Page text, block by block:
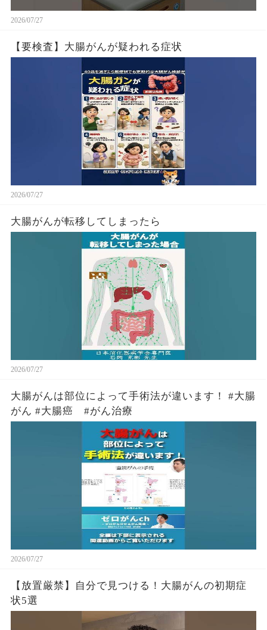
2026/07/27
【要検査】大腸がんが疑われる症状
2026/07/27
大腸がんが転移してしまったら
2026/07/27
大腸がんは部位によって手術法が違います！ #大腸
がん #大腸癌 #がん治療
2026/07/27
【放置厳禁】自分で見つける！大腸がんの初期症
状5選